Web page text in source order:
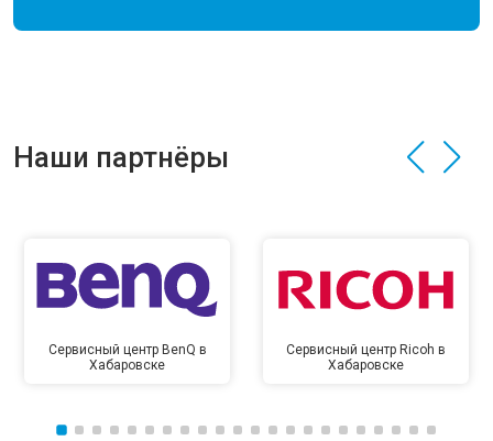
Наши партнёры
Сервисный центр BenQ в
Хабаровске
Сервисный центр Ricoh в
Хабаровске